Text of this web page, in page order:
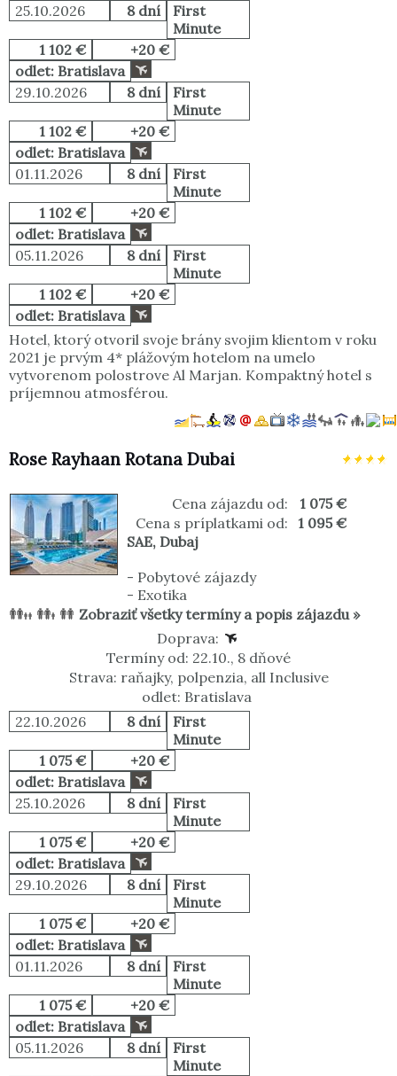
25.10.2026
8 dní
First
Minute
1 102 €
+20 €
odlet: Bratislava
29.10.2026
8 dní
First
Minute
1 102 €
+20 €
odlet: Bratislava
01.11.2026
8 dní
First
Minute
1 102 €
+20 €
odlet: Bratislava
05.11.2026
8 dní
First
Minute
1 102 €
+20 €
odlet: Bratislava
Hotel, ktorý otvoril svoje brány svojim klientom v roku
2021 je prvým 4* plážovým hotelom na umelo
vytvorenom polostrove Al Marjan. Kompaktný hotel s
príjemnou atmosférou.
Rose Rayhaan Rotana Dubai
Cena zájazdu od:
1 075 €
Cena s príplatkami od:
1 095 €
SAE, Dubaj
- Pobytové zájazdy
- Exotika
Zobraziť všetky termíny a popis zájazdu »
Doprava:
Termíny od: 22.10., 8 dňové
Strava: raňajky, polpenzia, all Inclusive
odlet: Bratislava
22.10.2026
8 dní
First
Minute
1 075 €
+20 €
odlet: Bratislava
25.10.2026
8 dní
First
Minute
1 075 €
+20 €
odlet: Bratislava
29.10.2026
8 dní
First
Minute
1 075 €
+20 €
odlet: Bratislava
01.11.2026
8 dní
First
Minute
1 075 €
+20 €
odlet: Bratislava
05.11.2026
8 dní
First
Minute